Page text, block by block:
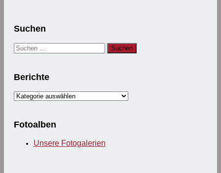
Suchen
Suchen
nach:
Berichte
Berichte
Fotoalben
Unsere Fotogalerien